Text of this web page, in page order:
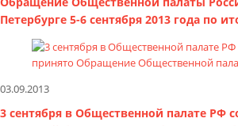
Петербурге 5-6 сентября 2013 года по
03.09.2013
3 сентября в Общественной палате РФ